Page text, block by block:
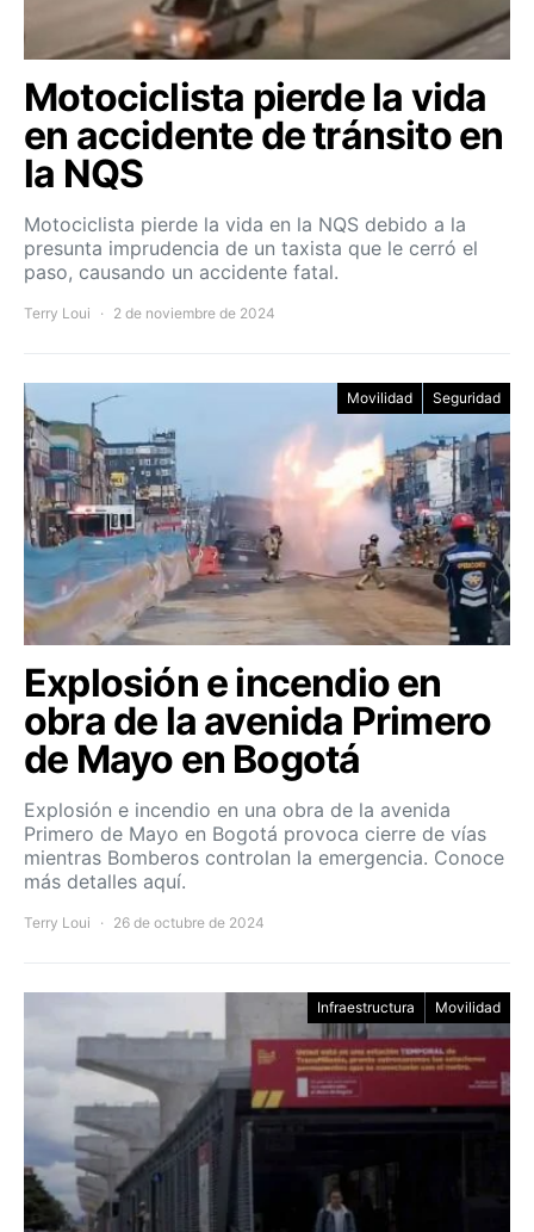
Motociclista pierde la vida
en accidente de tránsito en
la NQS
Motociclista pierde la vida en la NQS debido a la
presunta imprudencia de un taxista que le cerró el
paso, causando un accidente fatal.
Terry Loui 2 de noviembre de 2024
Movilidad Seguridad
Explosión e incendio en
obra de la avenida Primero
de Mayo en Bogotá
Explosión e incendio en una obra de la avenida
Primero de Mayo en Bogotá provoca cierre de vías
mientras Bomberos controlan la emergencia. Conoce
más detalles aquí.
Terry Loui 26 de octubre de 2024
Infraestructura Movilidad